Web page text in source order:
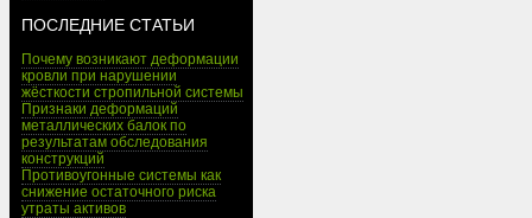
ПОСЛЕДНИЕ СТАТЬИ
Почему возникают деформации
кровли при нарушении
жёсткости стропильной системы
Признаки деформаций
металлических балок по
результатам обследования
конструкций
Противоугонные системы как
снижение остаточного риска
утраты активов